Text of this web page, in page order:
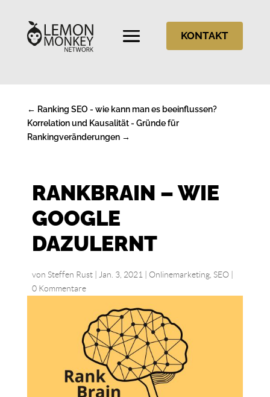
KONTAKT
← Ranking SEO - wie kann man es beeinflussen?
Korrelation und Kausalität - Gründe für
Rankingveränderungen→
RANKBRAIN – WIE
GOOGLE
DAZULERNT
von Steffen Rust| Jan. 3, 2021 Onlinemarketing, SEO|
0 Kommentare